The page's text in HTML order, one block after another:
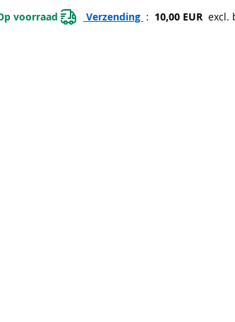
voorraad Verzending : 10,00 EUR excl.